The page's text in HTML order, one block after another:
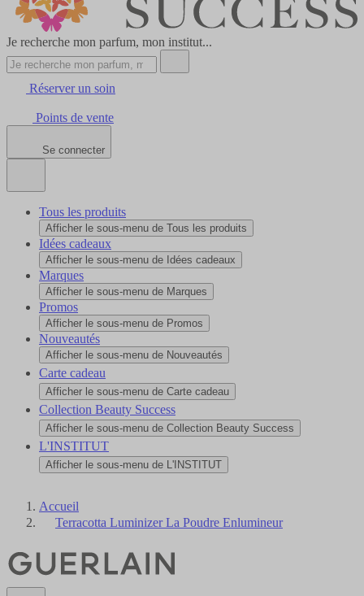
Je recherche mon parfum, mon institut...
Réserver un soin
Points de vente
Se connecter
Tous les produits
Afficher le sous-menu de Tous les produits
Idées cadeaux
Afficher le sous-menu de Idées cadeaux
Marques
Afficher le sous-menu de Marques
Promos
Afficher le sous-menu de Promos
Nouveautés
Afficher le sous-menu de Nouveautés
Carte cadeau
Afficher le sous-menu de Carte cadeau
Collection Beauty Success
Afficher le sous-menu de Collection Beauty Success
L'INSTITUT
Afficher le sous-menu de L'INSTITUT
Accueil
Terracotta Luminizer La Poudre Enlumineur